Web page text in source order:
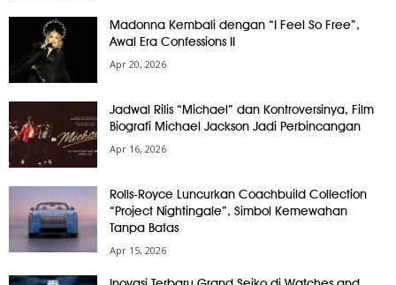
Madonna Kembali dengan “I Feel So Free”,
Awal Era Confessions II
Apr 20, 2026
Jadwal Rilis “Michael” dan Kontroversinya, Film
Biografi Michael Jackson Jadi Perbincangan
Apr 16, 2026
Rolls-Royce Luncurkan Coachbuild Collection
“Project Nightingale”, Simbol Kemewahan
Tanpa Batas
Apr 15, 2026